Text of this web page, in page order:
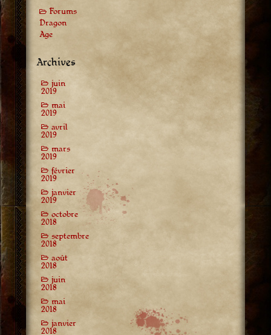
Forums
Dragon
Age
Archives
juin
2019
mai
2019
avril
2019
mars
2019
février
2019
janvier
2019
octobre
2018
septembre
2018
août
2018
juin
2018
mai
2018
janvier
2018